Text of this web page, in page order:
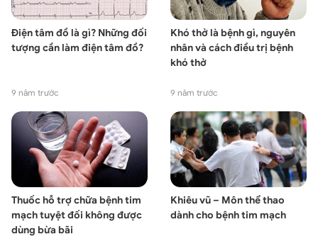
Điện tâm đồ là gì? Những đối
tượng cần làm điện tâm đồ?
9 năm trước
Khó thở là bệnh gì, nguyên
nhân và cách điều trị bệnh
khó thở
9 năm trước
Thuốc hỗ trợ chữa bệnh tim
mạch tuyệt đối không được
dùng bừa bãi
Khiêu vũ – Môn thể thao
dành cho bệnh tim mạch